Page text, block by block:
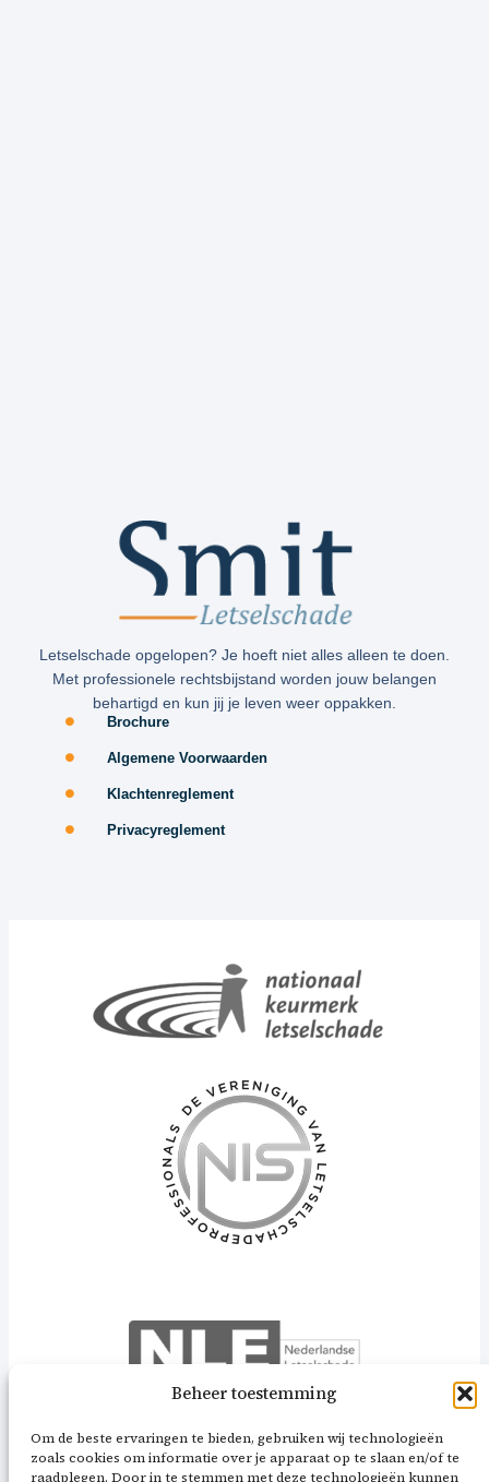
Beheer toestemming
Om de beste ervaringen te bieden, gebruiken wij technologieën
zoals cookies om informatie over je apparaat op te slaan en/of te
raadplegen. Door in te stemmen met deze technologieën kunnen
Letselschade opgelopen? Je hoeft niet alles alleen te doen.
Met professionele rechtsbijstand worden jouw belangen
behartigd en kun jij je leven weer oppakken.
Brochure
Algemene Voorwaarden
Klachtenreglement
Privacyreglement